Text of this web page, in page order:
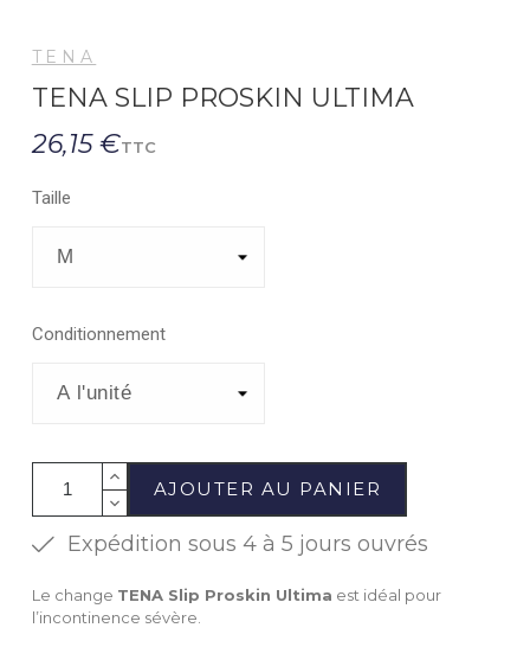
TENA
TENA SLIP PROSKIN ULTIMA
26,15 €TTC
Taille
Conditionnement
AJOUTER AU PANIER
Expédition sous 4 à 5 jours ouvrés
Le change TENA Slip Proskin Ultima est idéal pour
l’incontinence sévère.